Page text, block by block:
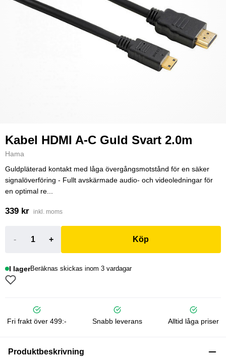
Kabel HDMI A-C Guld Svart 2.0m
Hama
Guldpläterad kontakt med låga övergångsmotstånd för en säker
signalöverföring - Fullt avskärmade audio- och videoledningar för
en optimal re...
339 kr inkl. moms
- + Köp
I lagerBeräknas skickas inom 3 vardagar
Fri frakt över 499:- Snabb leverans Alltid låga priser
Produktbeskrivning